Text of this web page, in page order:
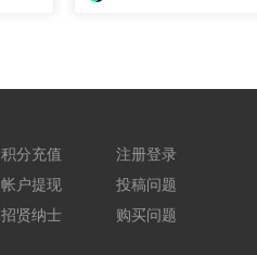
积分充值
帐户提现
招贤纳士
注册登录
投稿问题
购买问题